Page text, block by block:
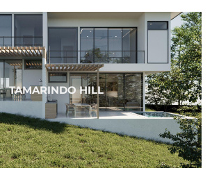
TAMARINDO HILL